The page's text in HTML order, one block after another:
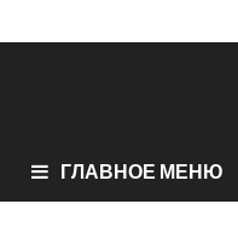
ГЛАВНОЕ МЕНЮ